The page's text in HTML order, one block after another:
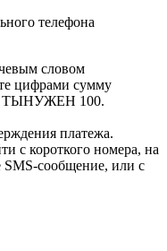
телефона
словом
цифрами сумму
ТЫНУЖЕН 100.
платежа.
с короткого номера, на
SMS-сообщение, или с